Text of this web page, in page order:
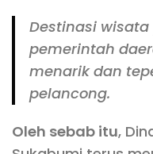
Destinasi
pemerintah
menarik dan
pelancong.
Oleh sebab itu,